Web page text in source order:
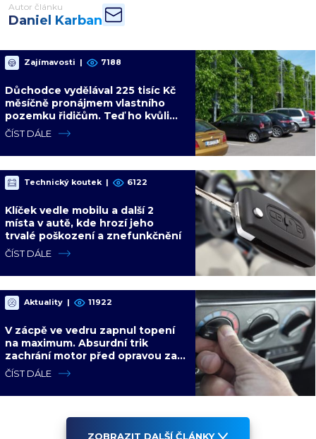
Autor článku
Daniel Karban
Zajímavosti | 7188
Důchodce vydělával 225 tisíc Kč
měsíčně pronájmem vlastního
pozemku řidičům. Teď ho kvůli
tomu čeká soud
ČÍST DÁLE
Technický koutek | 6122
Klíček vedle mobilu a další 2
místa v autě, kde hrozí jeho
trvalé poškození a znefunkčnění
ČÍST DÁLE
Aktuality | 11922
V zácpě ve vedru zapnul topení
na maximum. Absurdní trik
zachrání motor před opravou za
desítky tisíc
ČÍST DÁLE
ZOBRAZIT DALŠÍ ČLÁNKY